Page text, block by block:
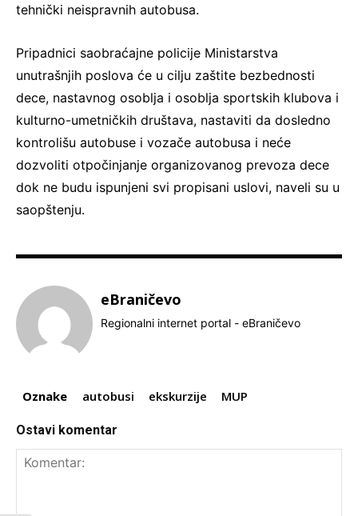
tehnički neispravnih autobusa.
Pripadnici saobraćajne policije Ministarstva
unutrašnjih poslova će u cilju zaštite bezbednosti
dece, nastavnog osoblja i osoblja sportskih klubova i
kulturno-umetničkih društava, nastaviti da dosledno
kontrolišu autobuse i vozače autobusa i neće
dozvoliti otpočinjanje organizovanog prevoza dece
dok ne budu ispunjeni svi propisani uslovi, naveli su u
saopštenju.
eBraničevo
Regionalni internet portal - eBraničevo
Oznake autobusi ekskurzije MUP
Ostavi komentar